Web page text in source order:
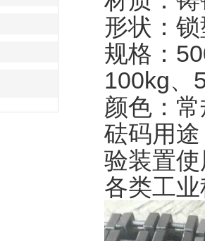
形状：
规格：
100kg、
颜色：
砝码用
验装置
各类工